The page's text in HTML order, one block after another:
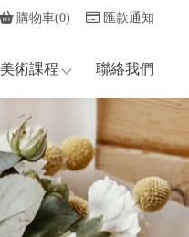
購物車(0) 匯款通知
美術課程 聯絡我們